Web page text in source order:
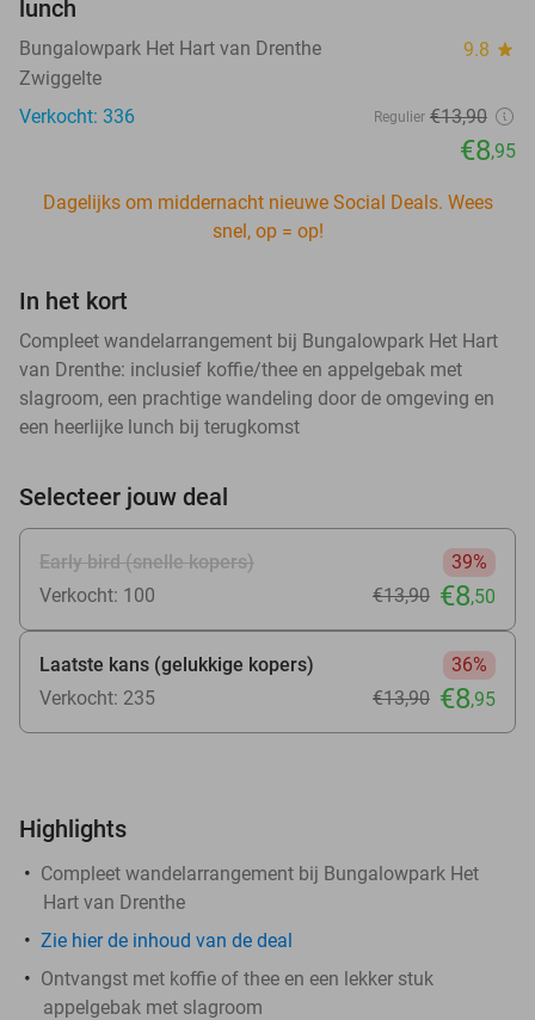
lunch
Bungalowpark Het Hart van Drenthe 9.8 star
Zwiggelte
Verkocht: 336
Regulier €13,90
€8,95
Dagelijks om middernacht nieuwe Social Deals. Wees
snel, op = op!
In het kort
Compleet wandelarrangement bij Bungalowpark Het Hart
van Drenthe: inclusief koffie/thee en appelgebak met
slagroom, een prachtige wandeling door de omgeving en
een heerlijke lunch bij terugkomst
Selecteer jouw deal
Early bird (snelle kopers)
39%
Verkocht: 100
€13,90 €8,50
Laatste kans (gelukkige kopers)
36%
Verkocht: 235
€13,90 €8,95
Highlights
Compleet wandelarrangement bij Bungalowpark Het
Hart van Drenthe
Zie hierde inhoud van de deal
Ontvangst met koffie of thee en een lekker stuk
appelgebak met slagroom